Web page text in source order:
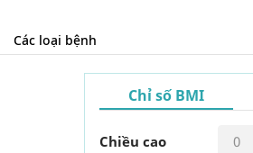
Các loại bệnh
Chỉ số BMI
Chiều cao